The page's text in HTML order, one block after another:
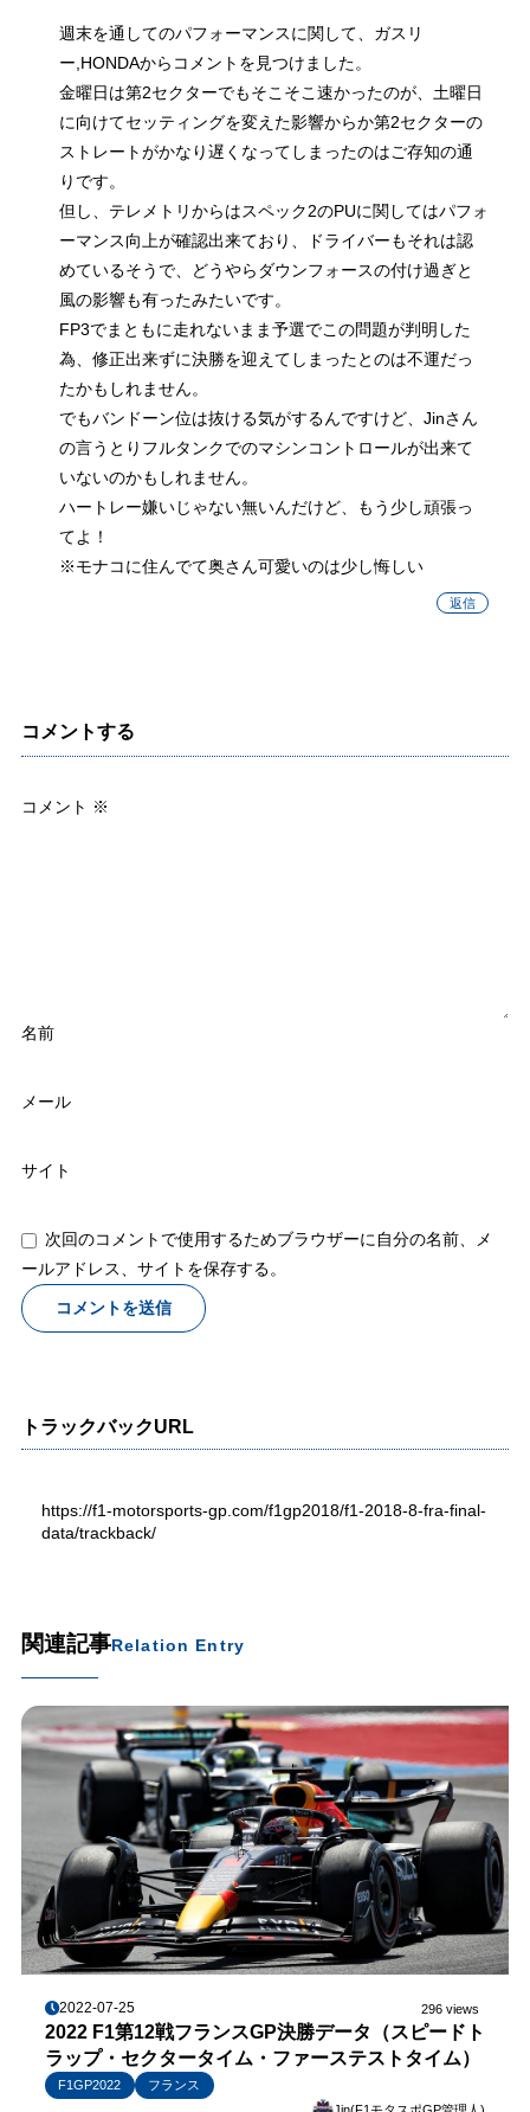
週末を通してのパフォーマンスに関して、ガスリ
ー,HONDAからコメントを見つけました。
金曜日は第2セクターでもそこそこ速かったのが、土曜日
に向けてセッティングを変えた影響からか第2セクターの
ストレートがかなり遅くなってしまったのはご存知の通
りです。
但し、テレメトリからはスペック2のPUに関してはパフォ
ーマンス向上が確認出来ており、ドライバーもそれは認
めているそうで、どうやらダウンフォースの付け過ぎと
風の影響も有ったみたいです。
FP3でまともに走れないまま予選でこの問題が判明した
為、修正出来ずに決勝を迎えてしまったとのは不運だっ
たかもしれません。
でもバンドーン位は抜ける気がするんですけど、Jinさん
の言うとりフルタンクでのマシンコントロールが出来て
いないのかもしれません。
ハートレー嫌いじゃない無いんだけど、もう少し頑張っ
てよ！
※モナコに住んでて奥さん可愛いのは少し悔しい
返信
コメントする
コメント ※
名前
メール
サイト
次回のコメントで使用するためブラウザーに自分の名前、メ
ールアドレス、サイトを保存する。
トラックバックURL
https://f1-motorsports-gp.com/f1gp2018/f1-2018-8-fra-final-
data/trackback/
関連記事Relation Entry
2022-07-25 296 views
2022 F1第12戦フランスGP決勝データ（スピードト
ラップ・セクタータイム・ファーステストタイム）
F1GP2022
フランス